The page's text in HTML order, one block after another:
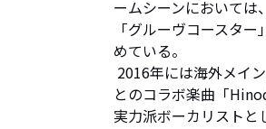
ームシーンにおいて
「グルーヴコースタ
めている。
とのコラボ楽曲「
実力派ボーカリストと